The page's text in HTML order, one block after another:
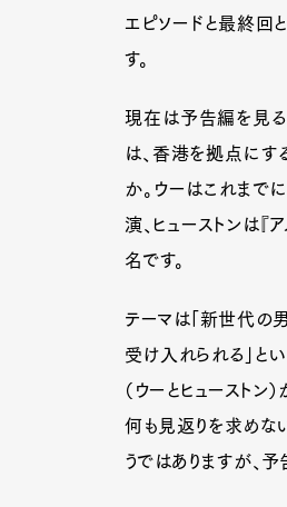
エピソードと最終回
す。
現在は予告編を見る
は、香港を拠点にす
か。ウーはこれまで
演、ヒューストンは『
名です。
テーマは「新世代の
受け入れられる」と
（ウーとヒュースト
何も見返りを求めな
うではありますが、